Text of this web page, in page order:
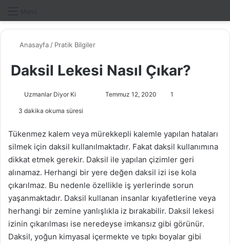
Anasayfa / Pratik Bilgiler
Daksil Lekesi Nasıl Çıkar?
Uzmanlar Diyor Ki
l
o
w
o
e
-
p
s
Temmuz 12, 2020 1
3 dakika okuma süresi
Tükenmez kalem veya mürekkepli kalemle yapılan hataları
silmek için daksil kullanılmaktadır. Fakat daksil kullanımına
dikkat etmek gerekir. Daksil ile yapılan çizimler geri
alınamaz. Herhangi bir yere değen daksil izi ise kola
çıkarılmaz. Bu nedenle özellikle iş yerlerinde sorun
yaşanmaktadır. Daksil kullanan insanlar kıyafetlerine veya
herhangi bir zemine yanlışlıkla iz bırakabilir. Daksil lekesi
izinin çıkarılması ise neredeyse imkansız gibi görünür.
Daksil, yoğun kimyasal içermekte ve tıpkı boyalar gibi